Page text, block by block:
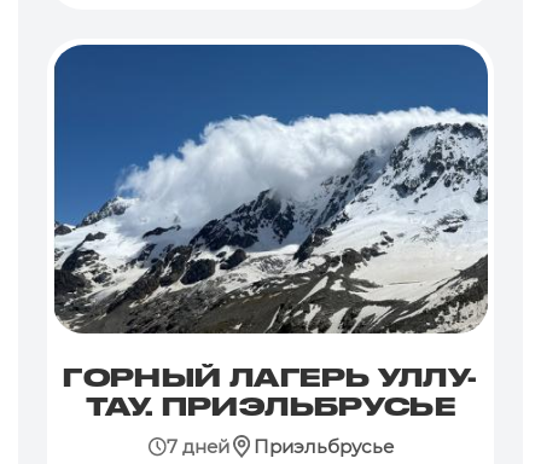
ГОРНЫЙ ЛАГЕРЬ УЛЛУ-
ТАУ. ПРИЭЛЬБРУСЬЕ
7 дней
Приэльбрусье